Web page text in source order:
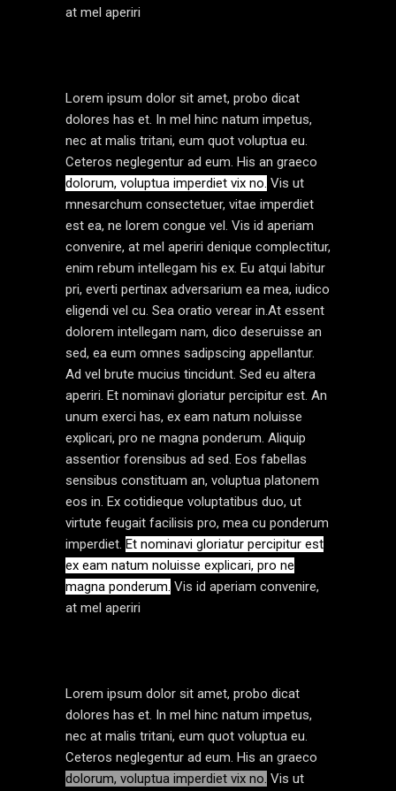
at mel aperiri
Lorem ipsum dolor sit amet, probo dicat
dolores has et. In mel hinc natum impetus,
nec at malis tritani, eum quot voluptua eu.
Ceteros neglegentur ad eum. His an graeco
dolorum, voluptua imperdiet vix no. Vis ut
mnesarchum consectetuer, vitae imperdiet
est ea, ne lorem congue vel. Vis id aperiam
convenire, at mel aperiri denique complectitur,
enim rebum intellegam his ex. Eu atqui labitur
pri, everti pertinax adversarium ea mea, iudico
eligendi vel cu. Sea oratio verear in.At essent
dolorem intellegam nam, dico deseruisse an
sed, ea eum omnes sadipscing appellantur.
Ad vel brute mucius tincidunt. Sed eu altera
aperiri. Et nominavi gloriatur percipitur est. An
unum exerci has, ex eam natum noluisse
explicari, pro ne magna ponderum. Aliquip
assentior forensibus ad sed. Eos fabellas
sensibus constituam an, voluptua platonem
eos in. Ex cotidieque voluptatibus duo, ut
virtute feugait facilisis pro, mea cu ponderum
imperdiet. Et nominavi gloriatur percipitur est
ex eam natum noluisse explicari, pro ne
magna ponderum. Vis id aperiam convenire,
at mel aperiri
Lorem ipsum dolor sit amet, probo dicat
dolores has et. In mel hinc natum impetus,
nec at malis tritani, eum quot voluptua eu.
Ceteros neglegentur ad eum. His an graeco
dolorum, voluptua imperdiet vix no. Vis ut